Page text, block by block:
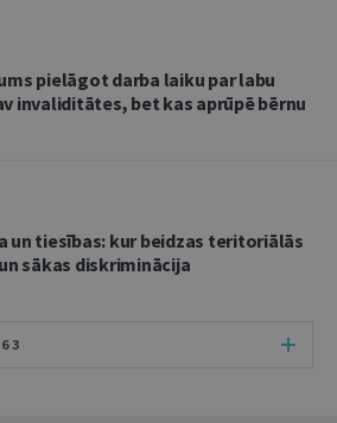
pielāgot darba laiku par labu
invaliditātes, bet kas aprūpē bērnu
tiesības: kur beidzas teritoriālās
sākas diskriminācija